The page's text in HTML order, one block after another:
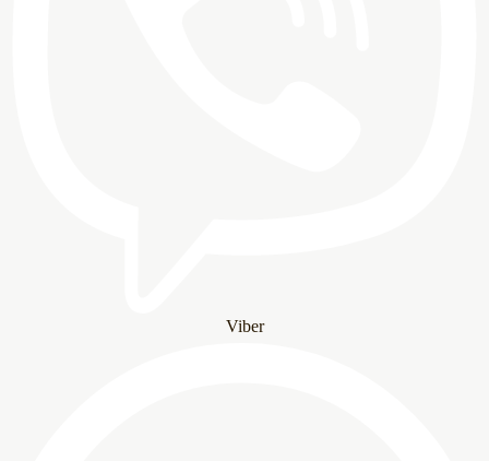
Viber